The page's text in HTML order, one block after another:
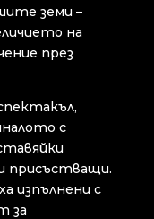
земи –
на
през
с
присъстващи.
изпълнени с
за